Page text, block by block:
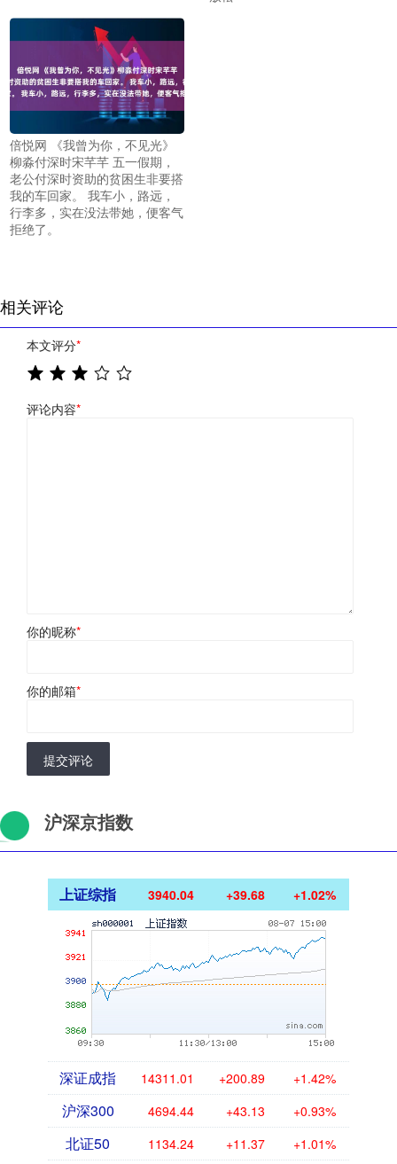
倍悦网 《我曾为你，不见光》
柳淼付深时宋芊芊 五一假期，
老公付深时资助的贫困生非要搭
我的车回家。 我车小，路远，
行李多，实在没法带她，便客气
拒绝了。
相关评论
本文评分*
评论内容*
你的昵称*
你的邮箱*
提交评论
沪深京指数
上证综指 3940.04 +39.68 +1.02%
深证成指 14311.01 +200.89 +1.42%
沪深300 4694.44 +43.13 +0.93%
北证50 1134.24 +11.37 +1.01%